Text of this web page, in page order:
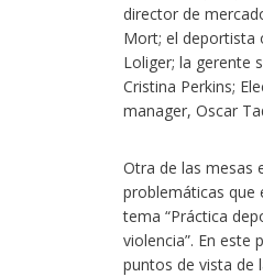
director de
Mort; el deportista
Loliger; la gerente
Cristina Perkins;
manager, Oscar
Otra de las mesas
problemáticas que
tema “Práctica
violencia”. En este
puntos de vista de